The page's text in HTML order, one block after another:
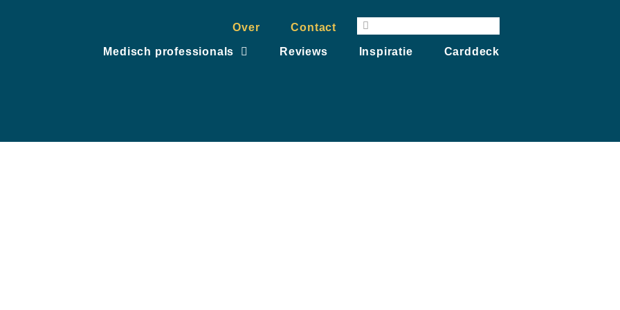
Over Contact Zoeken
Zoeken
Medisch professionals Reviews Inspiratie Carddeck